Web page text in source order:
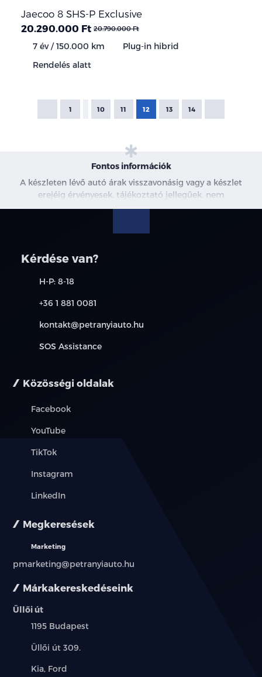
Jaecoo 8 SHS-P Exclusive
20.290.000 Ft 20.790.000 Ft
7 év / 150.000 km
Plug-in hibrid
Rendelés alatt
1 10 11 12 13 14
Fontos információk
A készleten lévő autó árak visszavonásig vagy a készlet
erejéig érvényesek, tájékoztató jellegűek, nem
minősülnek ajánlattételnek, a képek csak illusztrációk. A
információkért kérjen árajánlatot vagy vegye fel velünk a
kérjük, érdeklődjön munkatársainknál. A meghirdetett
érvényes, a részletekről érdeklődjön a munkatársainknál.
Márkakereskedéseink
Üllői út
Település:
1195 Budapest
Cím:
Üllői út 309.
Márkák:
Kia, Ford
Kérdése van?
H-P: 8-18
+36 1 881 0081
kontakt@petranyiauto.hu
SOS Assistance
Közösségi oldalak
Facebook
YouTube
TikTok
Instagram
LinkedIn
Megkeresések
Marketing
pmarketing@petranyiauto.hu